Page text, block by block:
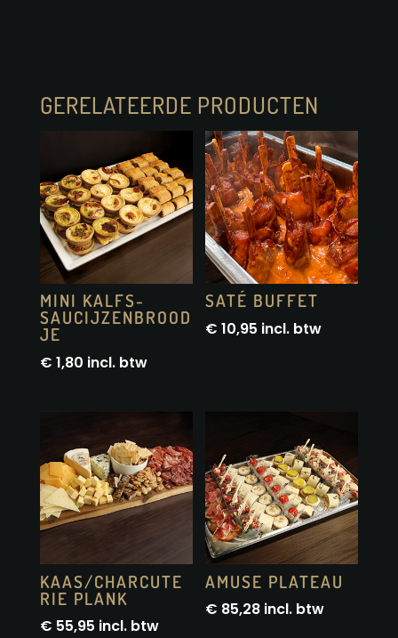
GERELATEERDE PRODUCTEN
MINI KALFS-
SAUCIJZENBROOD
JE
€ 1,80 incl. btw
SATÉ BUFFET
€ 10,95 incl. btw
KAAS/CHARCUTE
RIE PLANK
€ 55,95 incl. btw
AMUSE PLATEAU
€ 85,28 incl. btw